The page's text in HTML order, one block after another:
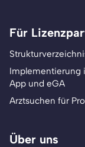
Für
Implementierung
App und eGA
Arztsuchen für
Über uns